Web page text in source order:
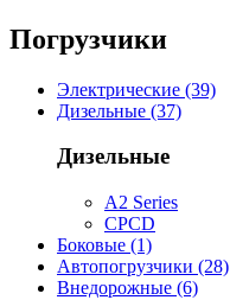
Погрузчики
Электрические (39)
Дизельные (37)
Дизельные
A2 Series
CPCD
Боковые (1)
Автопогрузчики (28)
Внедорожные (6)